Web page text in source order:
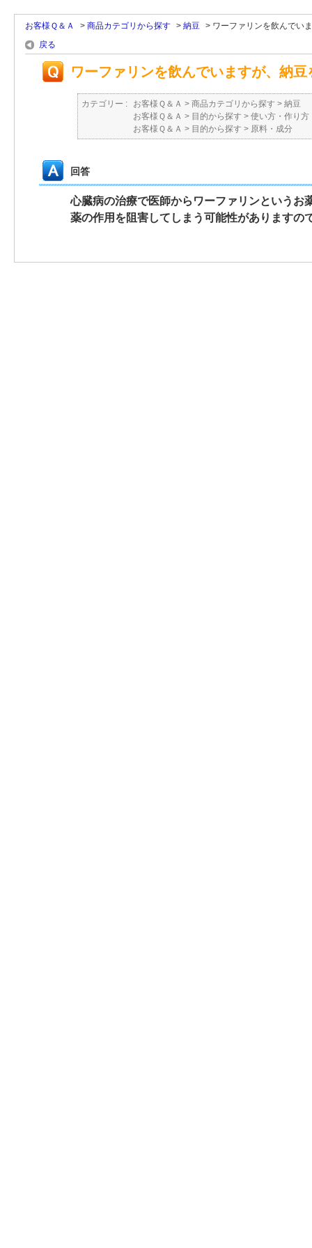
お客様Ｑ＆Ａ > 商品カテゴリから探す > 納豆 > ワーファリンを飲んでい
戻る
ワーファリンを飲んでいますが、納
カテゴリー : お客様Ｑ＆Ａ > 商品カテゴリから探す > 納豆
お客様Ｑ＆Ａ > 目的から探す > 使い方・作り方
お客様Ｑ＆Ａ > 目的から探す > 原料・成分
回答
心臓病の治療で医師からワーファリンという
薬の作用を阻害してしまう可能性がありますの